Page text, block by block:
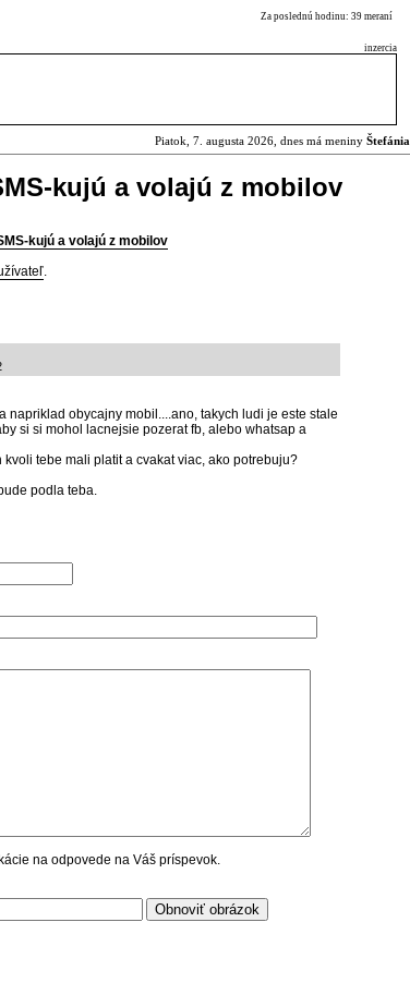
Za poslednú hodinu: 39 meraní
inzercia
Piatok, 7. augusta 2026, dnes má meniny Štefánia
kujú a volajú z mobilov
kujú a volajú z mobilov
.
napriklad obycajny mobil....ano, takych ludi je este stale
si si mohol lacnejsie pozerat fb, alebo whatsap a
tebe mali platit a cvakat viac, ako potrebuju?
podla teba.
na odpovede na Váš príspevok.